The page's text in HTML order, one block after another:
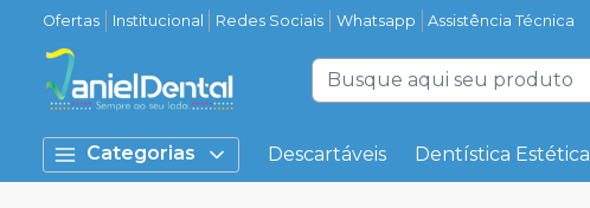
Ofertas Institucional Redes Sociais Whatsapp Assistência Técnica
Categorias Descartáveis Dentística Estética